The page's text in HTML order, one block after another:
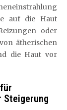
auf die Haut
oder
ätherischen
die Haut vor
Steigerung